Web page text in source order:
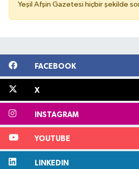
Yeşil Afşin Gazetesi hiçbir şekilde
FACEBOOK
X
INSTAGRAM
YOUTUBE
LINKEDIN